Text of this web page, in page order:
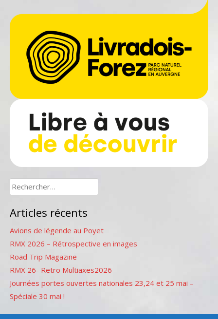
Rechercher :
Articles récents
Avions de légende au Poyet
RMX 2026 – Rétrospective en images
Road Trip Magazine
RMX 26- Retro Multiaxes2026
Journées portes ouvertes nationales 23,24 et 25 mai –
Spéciale 30 mai !